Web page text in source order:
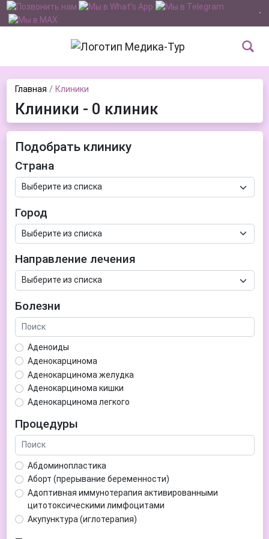
Главная Клиники
Клиники - 0 клиник
Подобрать клинику
Страна
Город
Направление лечения
Болезни
Аденоиды
Аденокарцинома
Аденокарцинома желудка
Аденокарцинома кишки
Аденокарцинома легкого
Аденома гипофиза
Аденома простаты
Аденома щитовидной железы
Аденомиоз
Адентия
Азооспермия
Акне (угри)
Алкоголизм
Процедуры
Абдоминопластика
Аборт (прерывание беременности)
Адоптивная иммунотерапия активированными
цитотоксическими лимфоцитами
Акупунктура (иглотерапия)